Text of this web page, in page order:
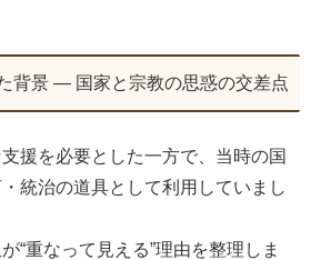
背景 ― 国家と宗教の思惑の交差点
援を必要とした一方で、当時の国
統治の道具として利用していまし
“重なって見える”理由を整理しま